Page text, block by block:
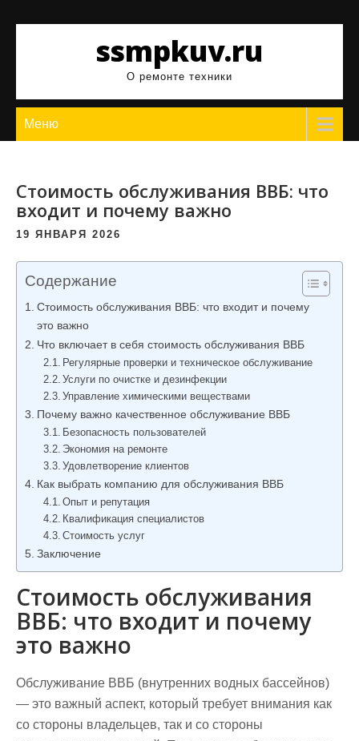
ssmpkuv.ru
О ремонте техники
Меню
Стоимость обслуживания ВВБ: что
входит и почему важно
19 ЯНВАРЯ 2026
Содержание
Стоимость обслуживания ВВБ: что входит и почему
это важно
Что включает в себя стоимость обслуживания ВВБ
Регулярные проверки и техническое обслуживание
Услуги по очистке и дезинфекции
Управление химическими веществами
Почему важно качественное обслуживание ВВБ
Безопасность пользователей
Экономия на ремонте
Удовлетворение клиентов
Как выбрать компанию для обслуживания ВВБ
Опыт и репутация
Квалификация специалистов
Стоимость услуг
Заключение
Стоимость обслуживания
ВВБ: что входит и почему
это важно
Обслуживание ВВБ (внутренних водных бассейнов)
— это важный аспект, который требует внимания как
со стороны владельцев, так и со стороны